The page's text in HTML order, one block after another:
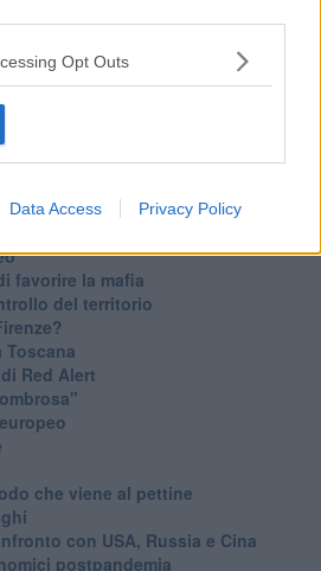
Opt Outs
Data Access Privacy Policy
tua casella di posta.
anche:
solo” di Salvatore Calleri
gli elettori
favorire la mafia
del territorio
Toscana
Red Alert
che viene al pettine
con USA, Russia e Cina
postpandemia